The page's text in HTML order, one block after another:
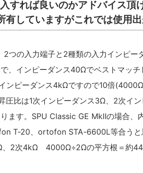
すれば良いのかアドバイス頂
していますがこれでは使用
つの入力端子と2種類の入力インピー
、インピーダンス40Ωでベストマッ
ンピーダンス4kΩですので10倍
圧比は1次インピーダンス3Ω、2次イ
す。SPU Classic GE MkⅡの場合、
T-20、ortofon STA-6600L等合うと
2次4kΩ 4000Ω÷2Ωの平方根＝約